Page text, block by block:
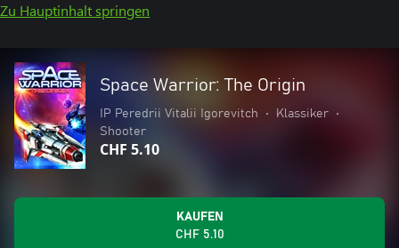
Zu Hauptinhalt springen
Space Warrior: The Origin
IP Peredrii Vitalii Igorevitch • Klassiker
•
Shooter
CHF 5.10
KAUFEN
CHF 5.10